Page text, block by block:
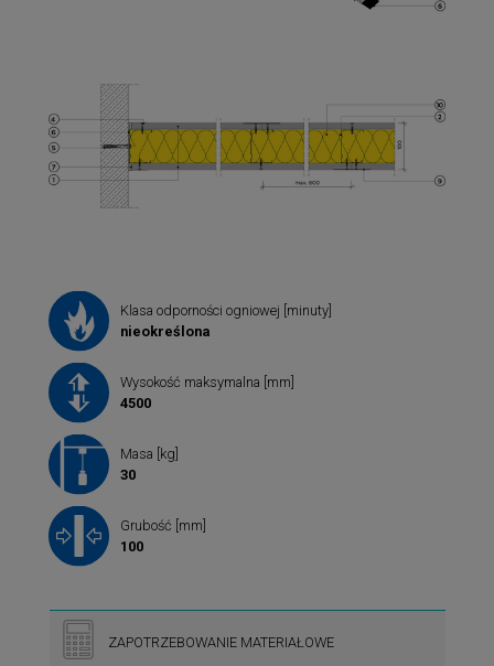
Klasa odporności ogniowej [minuty]
nieokreślona
Wysokość maksymalna [mm]
4500
Masa [kg]
30
Grubość [mm]
100
ZAPOTRZEBOWANIE MATERIAŁOWE